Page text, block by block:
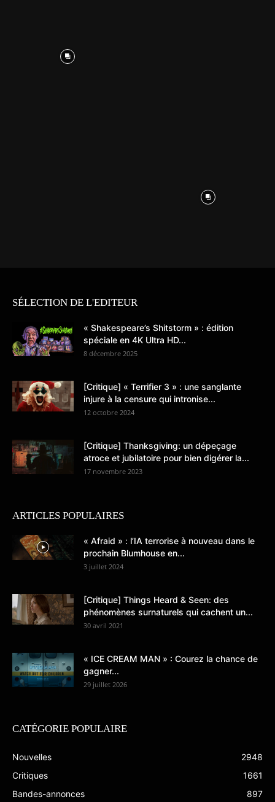
SÉLECTION DE L'EDITEUR
« Shakespeare’s Shitstorm » : édition
spéciale en 4K Ultra HD...
8 décembre 2025
[Critique] « Terrifier 3 » : une sanglante
injure à la censure qui intronise...
12 octobre 2024
[Critique] Thanksgiving: un dépeçage
atroce et jubilatoire pour bien digérer la...
17 novembre 2023
ARTICLES POPULAIRES
« Afraid » : l’IA terrorise à nouveau dans le
prochain Blumhouse en...
3 juillet 2024
[Critique] Things Heard & Seen: des
phénomènes surnaturels qui cachent un...
30 avril 2021
« ICE CREAM MAN » : Courez la chance de
gagner...
29 juillet 2026
CATÉGORIE POPULAIRE
Nouvelles
2948
Critiques
1661
Bandes-annonces
897